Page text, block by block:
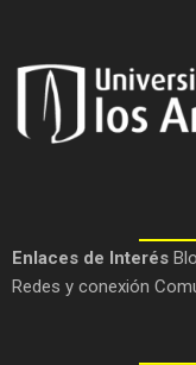
Enlaces de Interés
Redes y conexión